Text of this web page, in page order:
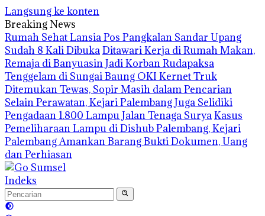
Langsung ke konten
Breaking News
Rumah Sehat Lansia Pos Pangkalan Sandar Upang
Sudah 8 Kali DibukaDitawari Kerja di Rumah Makan,
Remaja di Banyuasin Jadi Korban Rudapaksa
Tenggelam di Sungai Baung OKI Kernet Truk
Ditemukan Tewas, Sopir Masih dalam Pencarian
Selain Perawatan, Kejari Palembang Juga Selidiki
Pengadaan 1.800 Lampu Jalan Tenaga SuryaKasus
Pemeliharaan Lampu di Dishub Palembang, Kejari
Palembang Amankan Barang Bukti Dokumen, Uang
dan Perhiasan
Indeks